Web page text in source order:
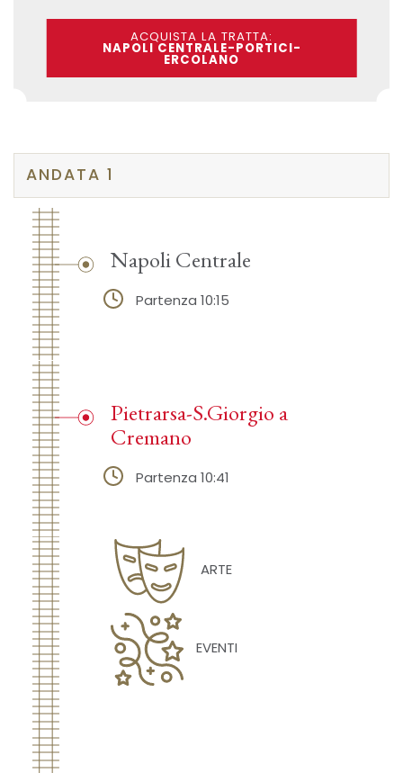
ACQUISTA LA TRATTA:
NAPOLI CENTRALE-PORTICI-
ERCOLANO
ANDATA 1
Napoli Centrale
Partenza 10:15
ARTE
EVENTI
Pietrarsa-S.Giorgio a
Cremano
Partenza 10:41